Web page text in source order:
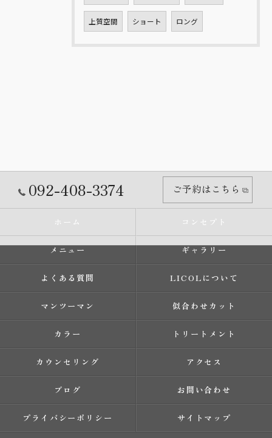
上質空間 ショート ロング
092-408-3374 ご予約はこちら
ホーム コンセプト
メニュー ギャラリー
よくある質問 LICOLについて
マンツーマン 似合わせカット
カラー トリートメント
カウンセリング アクセス
ブログ お問い合わせ
プライバシーポリシー サイトマップ